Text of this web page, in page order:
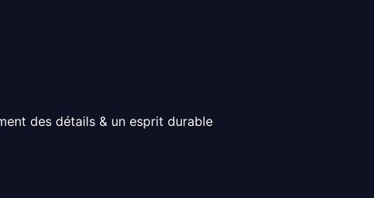
des détails & un esprit durable